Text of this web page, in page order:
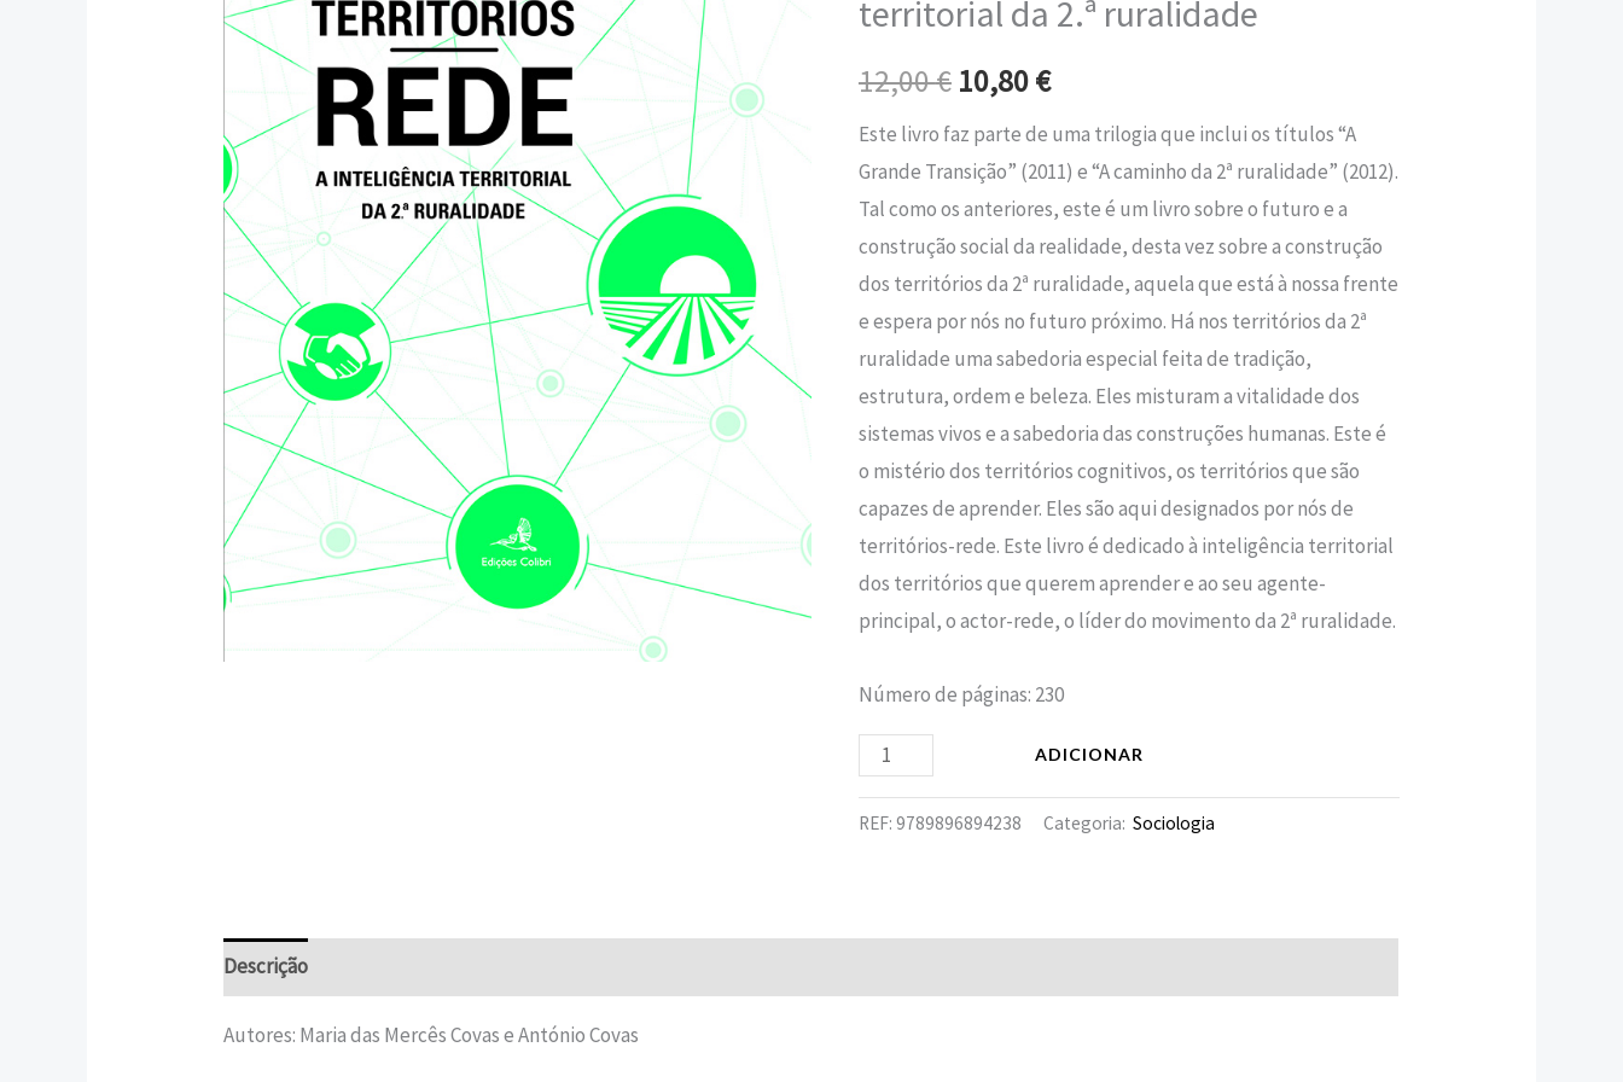
territorial da 2.ª ruralidade
12,00€
era:
12,00 €.
10,80€
é:
10,80 €.
Este livro faz parte de uma trilogia que inclui os títulos “A
Grande Transição” (2011) e “A caminho da 2ª ruralidade” (2012).
Tal como os anteriores, este é um livro sobre o futuro e a
construção social da realidade, desta vez sobre a construção
dos territórios da 2ª ruralidade, aquela que está à nossa frente
e espera por nós no futuro próximo. Há nos territórios da 2ª
ruralidade uma sabedoria especial feita de tradição,
estrutura, ordem e beleza. Eles misturam a vitalidade dos
sistemas vivos e a sabedoria das construções humanas. Este é
o mistério dos territórios cognitivos, os territórios que são
capazes de aprender. Eles são aqui designados por nós de
territórios-rede. Este livro é dedicado à inteligência territorial
dos territórios que querem aprender e ao seu agente-
principal, o actor-rede, o líder do movimento da 2ª ruralidade.
Número de páginas: 230
-
inteligência
territorial
da
2.ª
ruralidade
ADICIONAR
REF: 9789896894238 Categoria: Sociologia
Descrição
Autores: Maria das Mercês Covas e António Covas